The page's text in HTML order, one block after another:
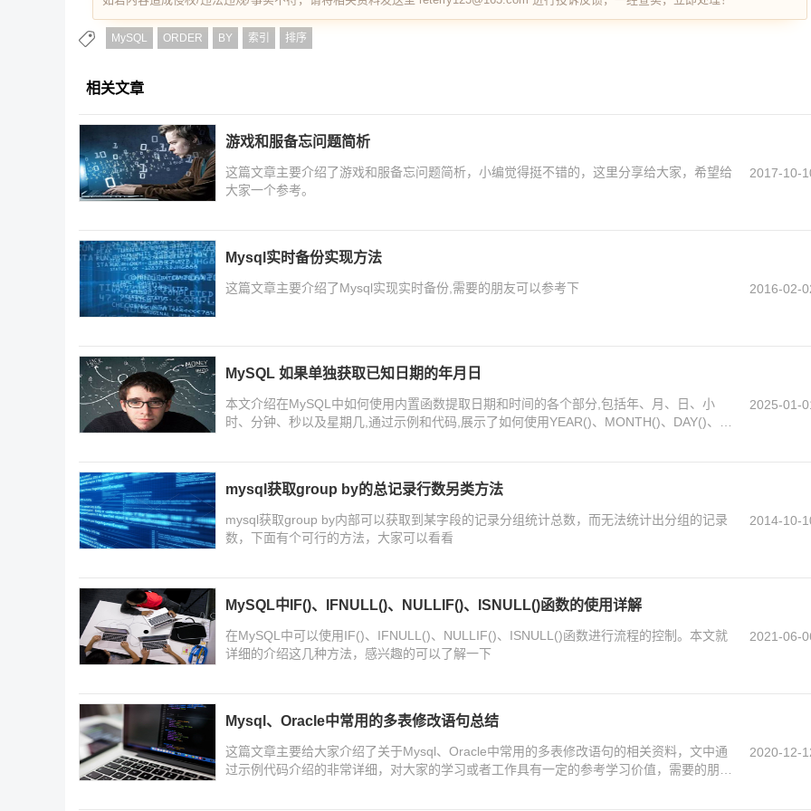
MySQL ORDER BY 索引 排序
相关文章
游戏和服备忘问题简析
这篇文章主要介绍了游戏和服备忘问题简析，小编觉得挺不错的，这里分享给大家，希望给
大家一个参考。
2017-10-
Mysql实时备份实现方法
这篇文章主要介绍了Mysql实现实时备份,需要的朋友可以参考下 2016-02-
MySQL 如果单独获取已知日期的年月日
本文介绍在MySQL中如何使用内置函数提取日期和时间的各个部分,包括年、月、日、小
时、分钟、秒以及星期几,通过示例和代码,展示了如何使用YEAR()、MONTH()、DAY()、
2025-01-
mysql获取group by的总记录行数另类方法
mysql获取group by内部可以获取到某字段的记录分组统计总数，而无法统计出分组的记录
数，下面有个可行的方法，大家可以看看
2014-10-
MySQL中IF()、IFNULL()、NULLIF()、ISNULL()函数的使用详解
在MySQL中可以使用IF()、IFNULL()、NULLIF()、ISNULL()函数进行流程的控制。本文就
详细的介绍这几种方法，感兴趣的可以了解一下
2021-06-
Mysql、Oracle中常用的多表修改语句总结
这篇文章主要给大家介绍了关于Mysql、Oracle中常用的多表修改语句的相关资料，文中通
过示例代码介绍的非常详细，对大家的学习或者工作具有一定的参考学习价值，需要的朋友
2020-12-